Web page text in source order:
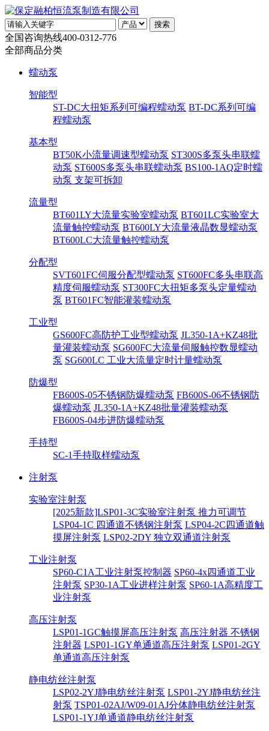
全国咨询热线400-0312-776
全部商品分类
蠕动泵
智能型
ST-DC大扭矩系列可编程蠕动泵 BT-DC系列可编
程蠕动泵
基本型
BT50K小流量调速型蠕动泵 ST300S多泵头串联蠕
动泵 ST600S多泵头串联蠕动泵 BS100-1AQ定时蠕
动泵 支架可拆卸
流量型
BT601LY大流量实验室蠕动泵 BT601LC实验室大
流量触控蠕动泵 BT600LY大流量液晶数显蠕动泵
BT600LC大流量触控蠕动泵
分配型
SVT601FC伺服分配型蠕动泵 ST600FC多头串联高
精度伺服蠕动泵 ST300FC大扭矩多泵头定量蠕动
泵 BT601FC智能灌装蠕动泵
工业型
GS600FC高防护工业型蠕动泵 JL350-1A+KZ48批
量灌装蠕动泵 SG600FC大流量伺服触控数显蠕动
泵 SG600LC 工业大流量定时计量蠕动泵
防爆型
FB600S-05不锈钢防爆蠕动泵 FB600S-06不锈钢防
爆蠕动泵 JL350-1A+KZ48批量灌装蠕动泵
FB600S-04步进防爆蠕动泵
手持型
SC-1手持取样蠕动泵
注射泵
实验室注射泵
[2025新款]LSP01-3C实验室注射泵 推力可调节
LSP04-1C 四通道不锈钢注射泵 LSP04-2C四通道触
摸屏注射泵 LSP02-2DY 独立双通道注射泵
工业注射泵
SP60-C1A工业注射泵控制器 SP60-4x四通道工业
注射泵 SP30-1A工业进样注射泵 SP60-1A高精度工
业注射泵
高压注射泵
LSP01-1GC触摸屏高压注射泵 高压注射器 不锈钢
注射器 LSP01-1GY单通道高压注射泵 LSP01-2GY
单通道高压注射泵
静电纺丝注射泵
LSP02-2YJ静电纺丝注射泵 LSP01-2YJ静电纺丝注
射泵 TSP01-02AJ/W09-01AJ分体静电纺丝注射泵
LSP01-1YJ单通道静电纺丝注射泵